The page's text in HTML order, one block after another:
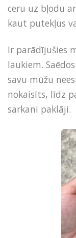
ceru uz bļodu
kaut putekļus
Ir parādījušies
laukiem.
savu mūžu
nokaisīts, līdz
sarkani paklāji.